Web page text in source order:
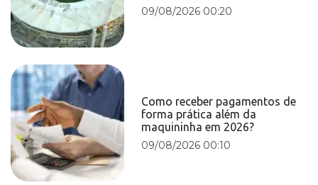
09/08/2026 00:20
Como receber pagamentos de
forma prática além da
maquininha em 2026?
09/08/2026 00:10